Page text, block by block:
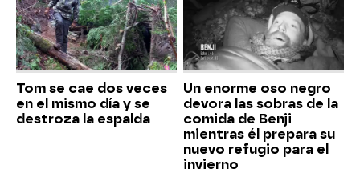
Tom se cae dos veces
en el mismo día y se
destroza la espalda
Un enorme oso negro
devora las sobras de la
comida de Benji
mientras él prepara su
nuevo refugio para el
invierno